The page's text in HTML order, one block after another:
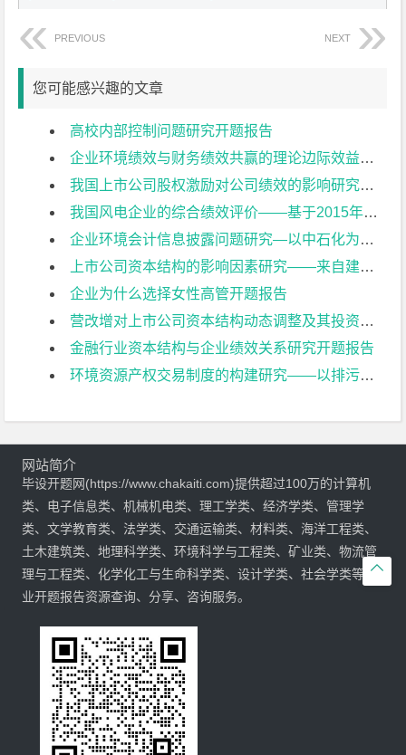
PREVIOUS NEXT
您可能感兴趣的文章
高校内部控制问题研究开题报告
企业环境绩效与财务绩效共赢的理论边际效益研究开题报告
我国上市公司股权激励对公司绩效的影响研究开题报告
我国风电企业的综合绩效评价——基于2015年上市公司的数据开题报告
企业环境会计信息披露问题研究—以中石化为例开题报告
上市公司资本结构的影响因素研究——来自建筑业上市公司的经验证据开题报告
企业为什么选择女性高管开题报告
营改增对上市公司资本结构动态调整及其投资效率影响研究开题报告
金融行业资本结构与企业绩效关系研究开题报告
环境资源产权交易制度的构建研究——以排污权交易为例开题报告

网站简介
毕设开题网(https://www.chakaiti.com)提供超过100万的计算机
类、电子信息类、机械机电类、理工学类、经济学类、管理学
类、文学教育类、法学类、交通运输类、材料类、海洋工程类、
土木建筑类、地理科学类、环境科学与工程类、矿业类、物流管
理与工程类、化学化工与生命科学类、设计学类、社会学类等专
业开题报告资源查询、分享、咨询服务。